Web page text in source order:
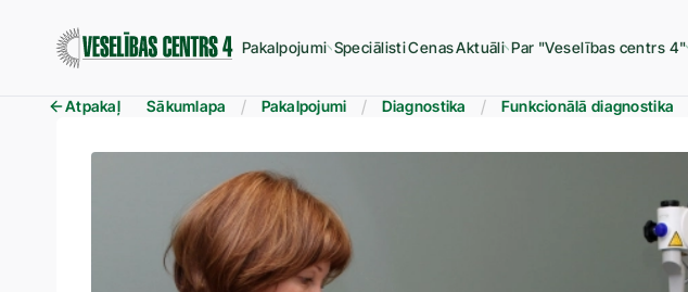
Pakalpojumi SpeciālistiCenasAktuāli Par "Veselības centrs 4"
Atpakaļ Sākumlapa Pakalpojumi Diagnostika Funkcionālā diagnostika